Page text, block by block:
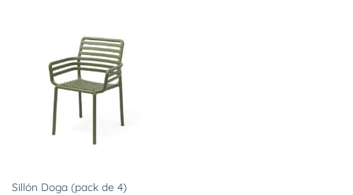
Sillón Doga (pack de 4)